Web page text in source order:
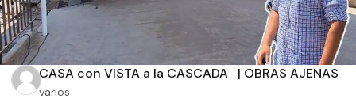
CASA con VISTA a la CASCADA | OBRAS AJENAS
varios